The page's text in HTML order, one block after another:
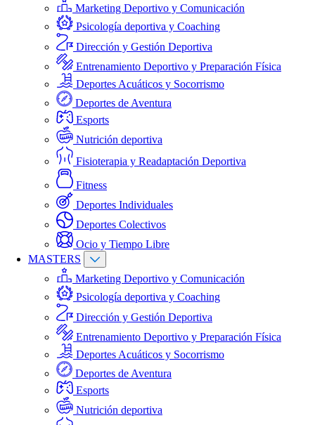
Marketing Deportivo y Comunicación
Psicología deportiva y Coaching
Dirección y Gestión Deportiva
Entrenamiento Deportivo y Preparación Física
Deportes Acuáticos y Socorrismo
Deportes de Aventura
Esports
Nutrición deportiva
Fisioterapia y Readaptación Deportiva
Fitness
Deportes Individuales
Deportes Colectivos
Ocio y Tiempo Libre
MASTERS
Marketing Deportivo y Comunicación
Psicología deportiva y Coaching
Dirección y Gestión Deportiva
Entrenamiento Deportivo y Preparación Física
Deportes Acuáticos y Socorrismo
Deportes de Aventura
Esports
Nutrición deportiva